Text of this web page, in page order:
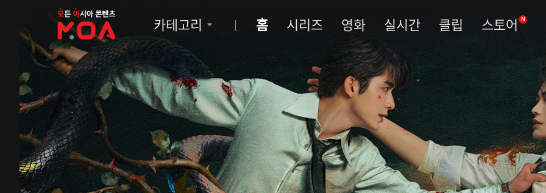
MOA
카테고리 홈 시리즈 영화 실시간 클립 스토어 N